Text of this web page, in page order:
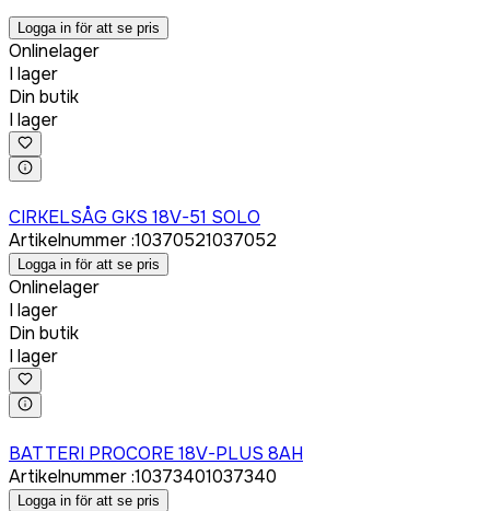
Logga in för att se pris
Onlinelager
I lager
Din butik
I lager
CIRKELSÅG GKS 18V-51 SOLO
Artikelnummer:10370521037052
Logga in för att se pris
Onlinelager
I lager
Din butik
I lager
BATTERI PROCORE 18V-PLUS 8AH
Artikelnummer:10373401037340
Logga in för att se pris